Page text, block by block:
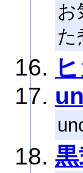
お
た